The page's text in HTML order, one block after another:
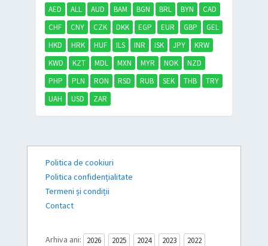
AED ALL AUD BAM BGN BRL BYN
CAD
CHF
CNY CZK DKK EGP EUR GBP
GEL
HKD
HRK HUF ILS INR ISK JPY
KRW
KWD
KZT MDL MXN MYR NOK
NZD
PHP
PLN RON RSD RUB SEK THB
TRY
UAH
USD ZAR
Politica de cookiuri
Politica confidențialitate
Termeni și condiții
Contact
Arhiva ani: 2026 2025 2024 2023
2022